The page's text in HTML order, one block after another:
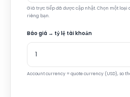
Giá trực tiếp đã được cập nhật. Chọn một loại
riêng bạn.
Báo giá → tỷ lệ tài khoản
Account currency = quote currency (USD), so